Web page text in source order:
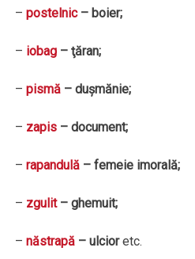
–postelnic– boier;
– iobag – ţăran;
–pismă – duşmănie;
– zapis – document;
–rapandulă – femeie imorală;
– zgulit– ghemuit;
–năstrapă – ulcioretc.